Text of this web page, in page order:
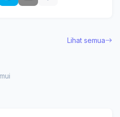
Lihat semua